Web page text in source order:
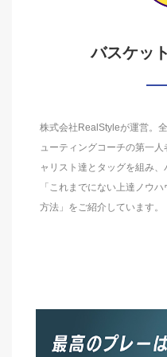
バスケッ
株式会社RealStyleが運営。
ューティングコーチの第一
ャリスト達とタッグを組み
「これまでにない上達ノウ
方法」をご紹介しています。